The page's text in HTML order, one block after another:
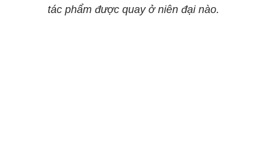
tác phẩm được quay ở niên đại nào.